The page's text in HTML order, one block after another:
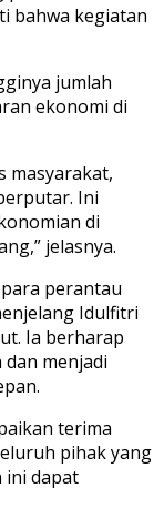
bahwa kegiatan
jumlah
ekonomi di
masyarakat,
Ini
di
jelasnya.
perantau
Idulfitri
Ia berharap
menjadi
terima
pihak yang
ini dapat